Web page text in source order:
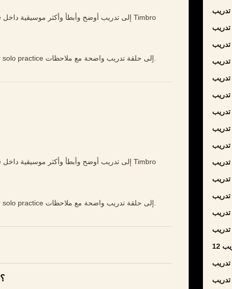
افتح Timbro Guitar، اختر مقطعًا قصيرًا، وحوّل guitar solo practice إلى حلقة تدريب واضحة مع ملاحظات.
كيف أتدرب على guitar solo practice؟